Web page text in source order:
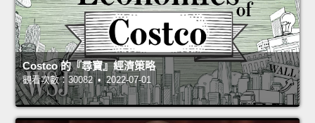
Costco 的『尋寶』經濟策略
觀看次數：30082 • 2022-07-01